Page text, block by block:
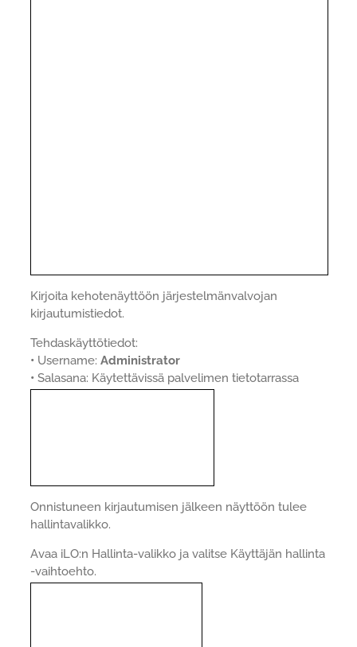
Kirjoita kehotenäyttöön järjestelmänvalvojan
kirjautumistiedot.
Tehdaskäyttötiedot:
• Username: Administrator
• Salasana: Käytettävissä palvelimen tietotarrassa
Onnistuneen kirjautumisen jälkeen näyttöön tulee
hallintavalikko.
Avaa iLO:n Hallinta-valikko ja valitse Käyttäjän hallinta
-vaihtoehto.